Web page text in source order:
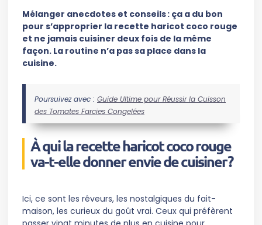
Mélanger anecdotes et conseils : ça a du bon
pour s’approprier la recette haricot coco rouge
et ne jamais cuisiner deux fois de la même
façon. La routine n’a pas sa place dans la
cuisine.
Poursuivez avec : Guide Ultime pour Réussir la Cuisson
des Tomates Farcies Congelées
À qui la recette haricot coco rouge
va-t-elle donner envie de cuisiner ?
Ici, ce sont les rêveurs, les nostalgiques du fait-
maison, les curieux du goût vrai. Ceux qui préfèrent